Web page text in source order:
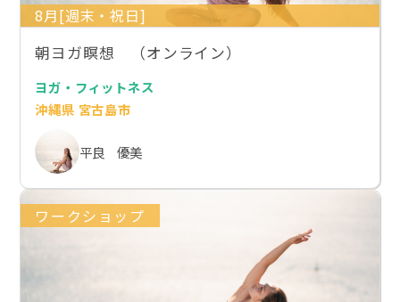
8月[週末・祝日]
朝ヨガ瞑想 （オンライン）
ヨガ・フィットネス
沖縄県 宮古島市
平良 優美
ワークショップ